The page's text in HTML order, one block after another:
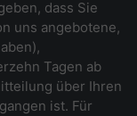
dass Sie
uns angebotene,
Tagen ab
über Ihren
ist. Für